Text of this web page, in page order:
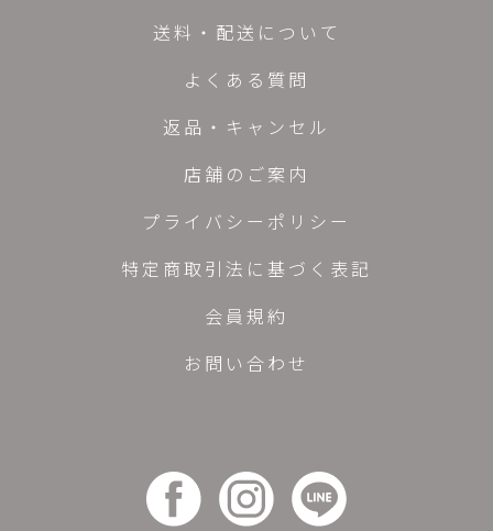
送料・配送について
よくある質問
返品・キャンセル
店舗のご案内
プライバシーポリシー
特定商取引法に基づく表記
会員規約
お問い合わせ